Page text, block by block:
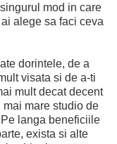
mod in care
alege sa faci ceva
dorintele, de a
visata si de a-ti
mult decat decent
mare studio de
langa beneficiile
exista si alte